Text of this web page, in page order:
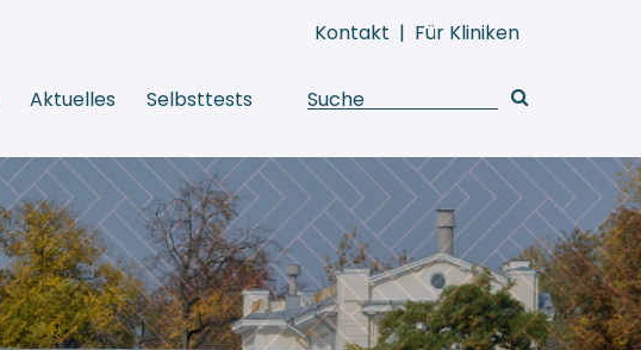
Kontakt | Für Kliniken
Aktuelles Selbsttests